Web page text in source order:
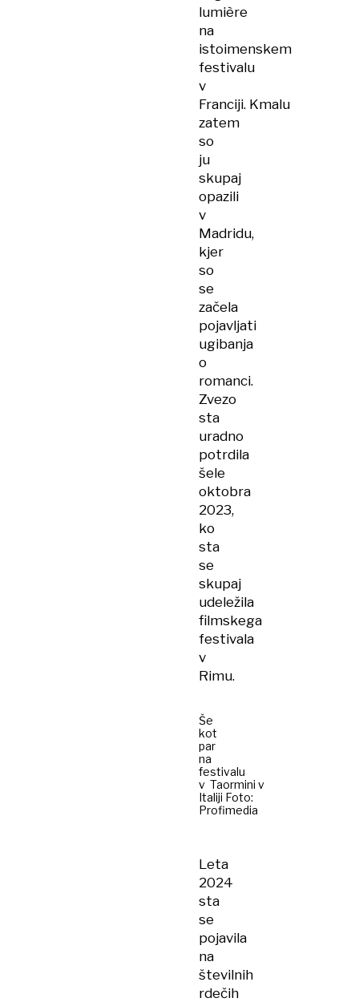
lumière
na
istoimenskem
festivalu
v
Franciji. Kmalu
zatem
so
ju
skupaj
opazili
v
Madridu,
kjer
so
se
začela
pojavljati
ugibanja
o
romanci.
Zvezo
sta
uradno
potrdila
šele
oktobra
2023,
ko
sta
se
skupaj
udeležila
filmskega
festivala
v
Rimu.
Še
kot
par
na
festivalu
v Taormini v
Italiji Foto:
Profimedia
Leta
2024
sta
se
pojavila
na
številnih
rdečih